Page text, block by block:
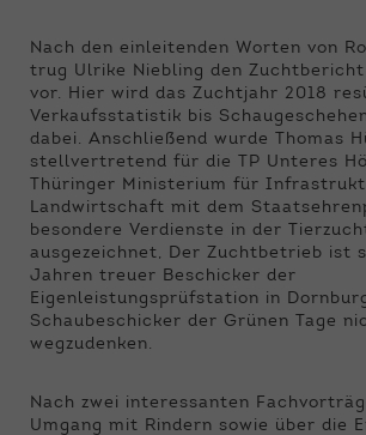
Nach den einleitenden Worten von
trug Ulrike Niebling den
vor. Hier wird das Zuchtjahr 2018
Verkaufsstatistik bis
dabei. Anschließend wurde Thomas
stellvertretend für die TP Unteres
Thüringer Ministerium für
Landwirtschaft mit dem
besondere Verdienste in der
ausgezeichnet, Der Zuchtbetrieb ist
Jahren treuer Beschicker der
Eigenleistungsprüfstation in
Schaubeschicker der Grünen Tage
wegzudenken.
Nach zwei interessanten
Umgang mit Rindern sowie über die
Zweck Cookie Einstellungen
anzubieten.